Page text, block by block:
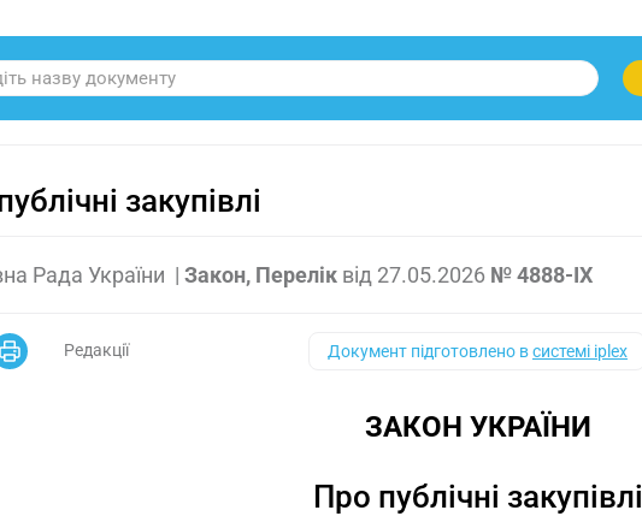
закупівлі
Рада України | Закон, Перелік від 27.05.2026 № 4888-IX
Редакції Документ підготовлено всистемі iplex
ЗАКОН УКРАЇНИ
Про публічні закупівлі